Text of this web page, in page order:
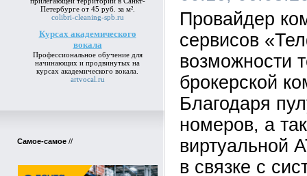
Петербурге от 45 руб. за м².
colibri-cleaning-spb.ru
Курсах академического
вокала
Профессиональное обучение для
начинающих и продвинутых на
курсах академического вокала
artvocal.ru
Самое-самое //
Провайдер
сервисов
возможности
брокерской
Благодаря
номеров, а
виртуальной
в связке с